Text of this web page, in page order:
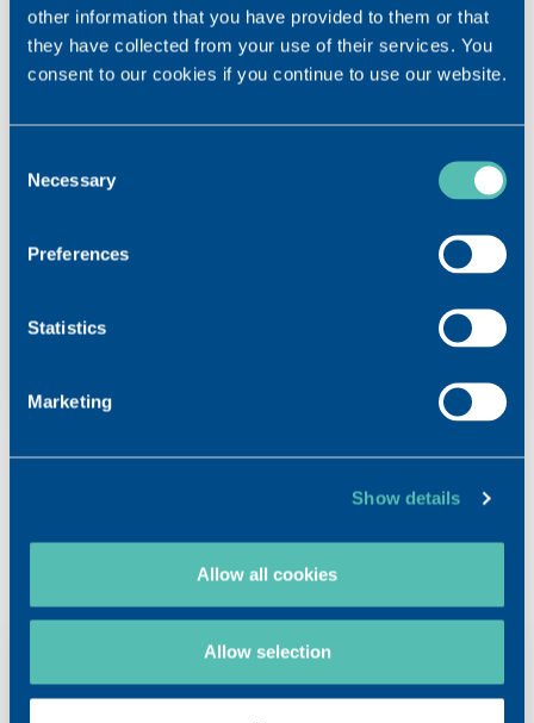
other information that you have provided to them or that
they have collected from your use of their services. You
consent to our cookies if you continue to use our website.
Selection
Necessary
Preferences
Statistics
Marketing
Show details
Allow all cookies
Allow selection
OSTENIL®使用說明
同類產品